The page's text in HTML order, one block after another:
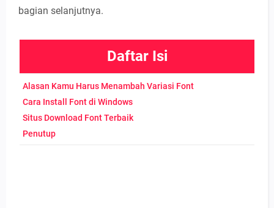
bagian selanjutnya.
Daftar Isi
Alasan Kamu Harus Menambah Variasi Font
Cara Install Font di Windows
Situs Download Font Terbaik
Penutup